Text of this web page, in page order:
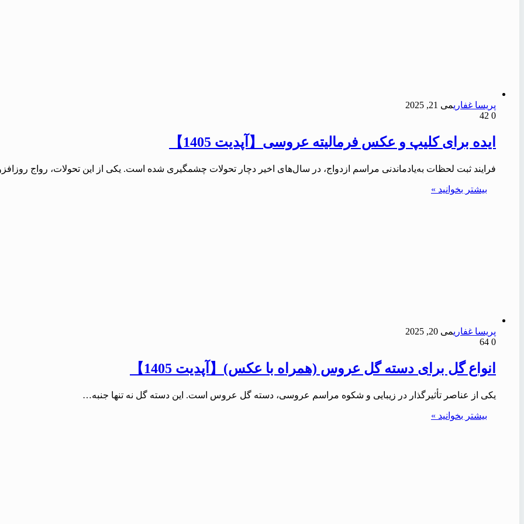
پریسا غفاریمی 21, 2025
0
ایده برای کلیپ و عکس فرمالیته عروسی【آپدیت 1405】
فرایند ثبت لحظات به‌یادماندنی مراسم ازدواج، در سال‌های اخیر دچار تحولات چشمگیری شده است. یکی از این تحولات، رواج
بیشتر بخوانید »
پریسا غفاریمی 20, 2025
0
انواع گل برای دسته گل عروس (همراه با عکس)【آپدیت 1405】
یکی از عناصر تأثیرگذار در زیبایی و شکوه مراسم عروسی، دسته گل عروس است. این دسته گل نه تنها جنبه…
بیشتر بخوانید »